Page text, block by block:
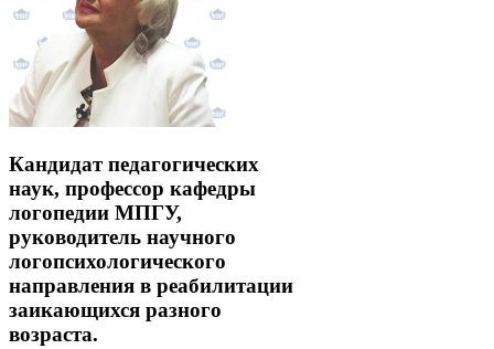
Кандидат педагогических
наук, профессор кафедры
логопедии МПГУ,
руководитель научного
логопсихологического
направления в реабилитации
заикающихся разного
возраста.